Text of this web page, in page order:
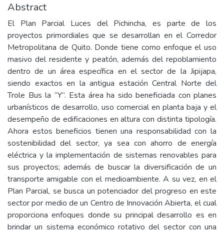
Abstract
El Plan Parcial Luces del Pichincha, es parte de los
proyectos primordiales que se desarrollan en el Corredor
Metropolitana de Quito. Donde tiene como enfoque el uso
masivo del residente y peatón, además del repoblamiento
dentro de un área específica en el sector de la Jipijapa,
siendo exactos en la antigua estación Central Norte del
Trole Bus la “Y”. Esta área ha sido beneficiada con planes
urbanísticos de desarrollo, uso comercial en planta baja y el
desempeño de edificaciones en altura con distinta tipología.
Ahora estos beneficios tienen una responsabilidad con la
sostenibilidad del sector, ya sea con ahorro de energía
eléctrica y la implementación de sistemas renovables para
sus proyectos; además de buscar la diversificación de un
transporte amigable con el medioambiente. A su vez, en el
Plan Parcial, se busca un potenciador del progreso en este
sector por medio de un Centro de Innovación Abierta, el cual
proporciona enfoques donde su principal desarrollo es en
brindar un sistema económico rotativo del sector con una